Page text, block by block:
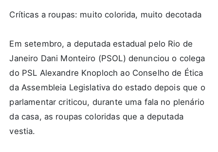
Críticas a roupas: muito colorida, muito decotada
Em setembro, a deputada estadual pelo Rio de
Janeiro Dani Monteiro (PSOL) denunciou o colega
do PSL Alexandre Knoploch ao Conselho de Ética
da Assembleia Legislativa do estado depois que o
parlamentar criticou, durante uma fala no plenário
da casa, as roupas coloridas que a deputada
vestia.